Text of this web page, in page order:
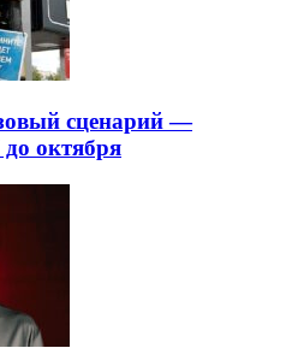
сценарий —
октября